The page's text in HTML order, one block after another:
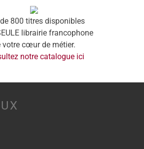
800 titres disponibles
librairie francophone
votre cœur de métier.
notre catalogue ici